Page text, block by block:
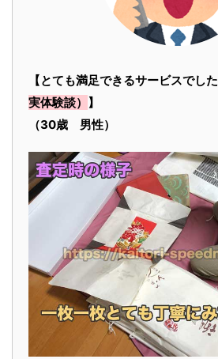
【とても満足できるサービスでした
実体験談） 】
（30歳 男性）